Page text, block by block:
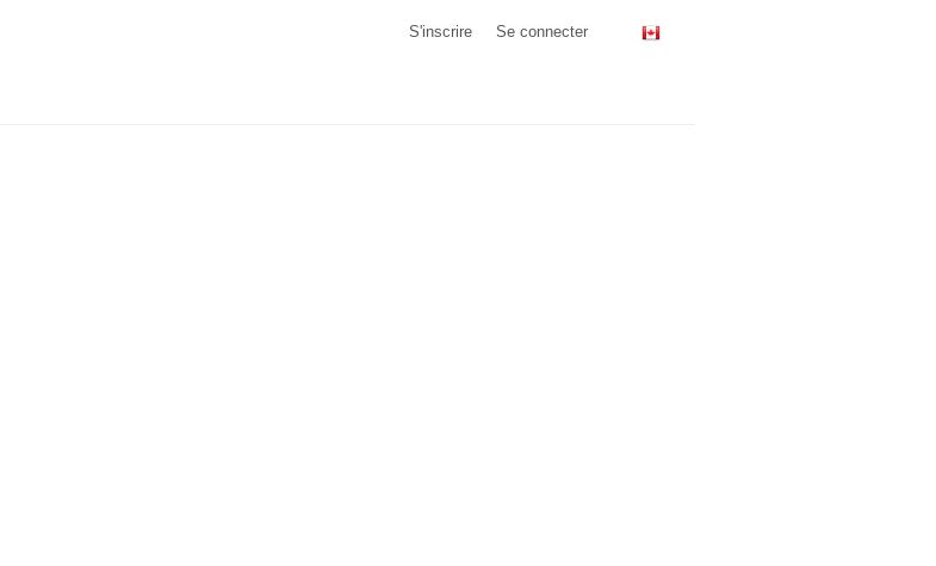
S'inscrire Se connecter